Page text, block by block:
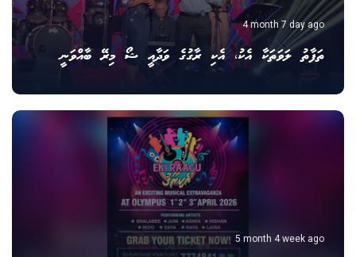
4 month 7 day ago
ތަފާތު ލަވަތަކާ އެކު، އެކި ރާގުގެ ވަދާއީ ޝޯ މިރޭ ބާއްވަނީ
5 month 4 week ago